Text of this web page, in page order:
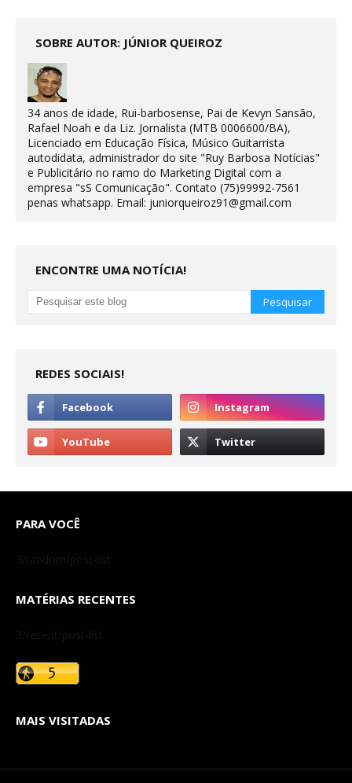
SOBRE AUTOR: JÚNIOR QUEIROZ
34 anos de idade, Rui-barbosense, Pai de Kevyn Sansão,
Rafael Noah e da Liz. Jornalista (MTB 0006600/BA),
Licenciado em Educação Física, Músico Guitarrista
autodidata, administrador do site "Ruy Barbosa Notícias"
e Publicitário no ramo do Marketing Digital com a
empresa "sS Comunicação". Contato (75)99992-7561
penas whatsapp. Email: juniorqueiroz91@gmail.com
ENCONTRE UMA NOTÍCIA!
REDES SOCIAIS!
PARA VOCÊ
3/random/post-list
MATÉRIAS RECENTES
3/recent/post-list
MAIS VISITADAS